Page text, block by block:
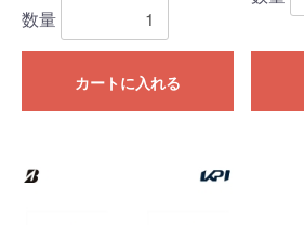
数量
カートに入れる